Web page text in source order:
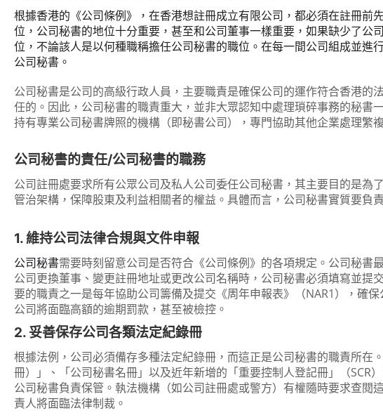
根據香港的《公司條例》，在香港想註冊成立有限公司，都必須在註冊前
位，公司秘書的地位十分重要，甚至和公司董事一樣重要，如果缺少了公
位，不論該人是以何種職稱擔任公司秘書的職位。在每一間公司組成並
公司秘書。
公司秘書是公司的高級行政人員，主要職責是確保公司的運作符合香港
任的。因此，公司秘書的職責重大，並非大眾認知中處理瑣碎事務的秘
持有專業公司秘書牌照的機構（即秘書公司），專門協助其他企業處理繁
公司秘書的責任/公司秘書的職務
公司註冊處要求所有公眾公司及私人公司委任公司秘書，其主要目的是
管治架構，保障股東及利益相關者的權益。具體而言，公司秘書實質要負
1. 維持公司法律合規與文件申報
公司秘書需要時刻留意公司是否符合《公司條例》的各項規定。公司秘
公司更換董事、變更註冊地址或更改公司名稱時，公司秘書必須填寫並提
要的職責之一是每年協助公司籌備及提交《周年申報表》（NAR1），確
公司將面臨高額的逾期罰款，甚至被檢控。
2. 妥善保存公司各類法定紀錄冊
根據法例，公司必須備存多種法定紀錄冊，而這正是公司秘書的職責所
冊）」、「公司秘書名冊」以及近年新增的「重要控制人登記冊」（SCR
公司秘書負責保管。執法機構（如公司註冊處或警方）有權隨時要求查閱
責人將面臨法律制裁。